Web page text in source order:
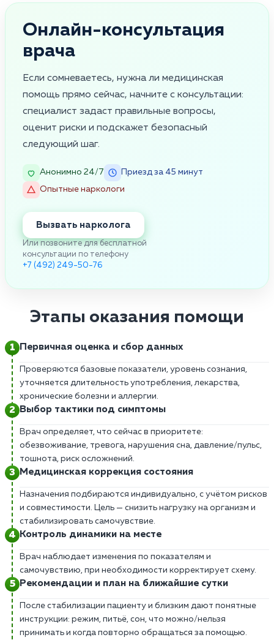
Онлайн-консультация
врача
Если сомневаетесь, нужна ли медицинская
помощь прямо сейчас, начните с консультации:
специалист задаст правильные вопросы,
оценит риски и подскажет безопасный
следующий шаг.
Анонимно 24/7
Приезд за 45 минут
Опытные наркологи
Вызвать нарколога
Или позвоните для бесплатной
консультации по телефону
+7 (492) 249-50-76
Этапы оказания помощи
Первичная оценка и сбор данных
Проверяются базовые показатели, уровень сознания,
уточняется длительность употребления, лекарства,
хронические болезни и аллергии.
Выбор тактики под симптомы
Врач определяет, что сейчас в приоритете:
обезвоживание, тревога, нарушения сна, давление/пульс,
тошнота, риск осложнений.
Медицинская коррекция состояния
Назначения подбираются индивидуально, с учётом рисков
и совместимости. Цель — снизить нагрузку на организм и
стабилизировать самочувствие.
Контроль динамики на месте
Врач наблюдает изменения по показателям и
самочувствию, при необходимости корректирует схему.
Рекомендации и план на ближайшие сутки
После стабилизации пациенту и близким дают понятные
инструкции: режим, питьё, сон, что можно/нельзя
принимать и когда повторно обращаться за помощью.